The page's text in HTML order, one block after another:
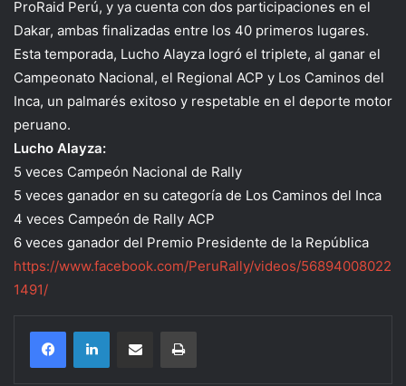
ProRaid Perú, y ya cuenta con dos participaciones en el
Dakar, ambas finalizadas entre los 40 primeros lugares.
Esta temporada, Lucho Alayza logró el triplete, al ganar el
Campeonato Nacional, el Regional ACP y Los Caminos del
Inca, un palmarés exitoso y respetable en el deporte motor
peruano.
Lucho Alayza:
5 veces Campeón Nacional de Rally
5 veces ganador en su categoría de Los Caminos del Inca
4 veces Campeón de Rally ACP
6 veces ganador del Premio Presidente de la República
https://www.facebook.com/PeruRally/videos/56894008022
1491/
Compartir por correo electrónicoImprimir